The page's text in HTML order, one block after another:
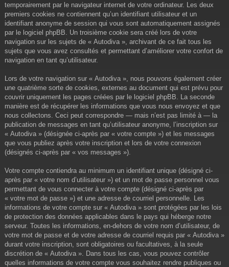
temporairement par le navigateur internet de votre ordinateur. Les deux
premiers cookies ne contiennent qu’un identifiant utilisateur et un
identifiant anonyme de session qui vous sont automatiquement assignés
par le logiciel phpBB. Un troisième cookie sera créé lors de votre
navigation sur les sujets de « Autodiva », archivant de ce fait tous les
sujets que vous avez consultés et permettant d’améliorer votre confort de
navigation en tant qu’utilisateur.
Lors de votre navigation sur « Autodiva », nous pouvons également créer
une quatrième sorte de cookies, externes au document qui est prévu pour
couvrir uniquement les pages créées par le logiciel phpBB. La seconde
manière est de récupérer les informations que vous nous envoyez et que
nous collectons. Ceci peut correspondre — mais n’est pas limité à — la
publication de messages en tant qu’utilisateur anonyme, l’inscription sur
« Autodiva » (désignée ci-après par « votre compte ») et les messages
que vous publiez après votre inscription et lors de votre connexion
(désignés ci-après par « vos messages »).
Votre compte contiendra au minimum un identifiant unique (désigné ci-
après par « votre nom d’utilisateur ») et un mot de passe personnel vous
permettant de vous connecter à votre compte (désigné ci-après par
« votre mot de passe ») et une adresse de courriel personnelle. Les
informations de votre compte sur « Autodiva » sont protégées par les lois
de protection des données applicables dans le pays qui héberge notre
serveur. Toutes les informations, en-dehors de votre nom d’utilisateur, de
votre mot de passe et de votre adresse de courriel requis par « Autodiva »
durant votre inscription, sont obligatoires ou facultatives, à la seule
discrétion de « Autodiva ». Dans tous les cas, vous pouvez contrôler
quelles informations de votre compte vous souhaitez rendre publiques ou